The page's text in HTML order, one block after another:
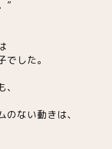
”
した。
ない動きは、